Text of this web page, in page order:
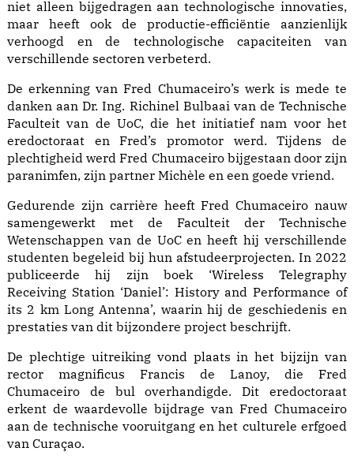
niet alleen bijgedragen aan technologische innovaties,
maar heeft ook de productie-efficiëntie aanzienlijk
verhoogd en de technologische capaciteiten van
verschillende sectoren verbeterd.
De erkenning van Fred Chumaceiro’s werk is mede te
danken aan Dr. Ing. Richinel Bulbaai van de Technische
Faculteit van de UoC, die het initiatief nam voor het
eredoctoraat en Fred’s promotor werd. Tijdens de
plechtigheid werd Fred Chumaceiro bijgestaan door zijn
paranimfen, zijn partner Michèle en een goede vriend.
Gedurende zijn carrière heeft Fred Chumaceiro nauw
samengewerkt met de Faculteit der Technische
Wetenschappen van de UoC en heeft hij verschillende
studenten begeleid bij hun afstudeerprojecten. In 2022
publiceerde hij zijn boek ‘Wireless Telegraphy
Receiving Station ‘Daniel’: History and Performance of
its 2 km Long Antenna’, waarin hij de geschiedenis en
prestaties van dit bijzondere project beschrijft.
De plechtige uitreiking vond plaats in het bijzijn van
rector magnificus Francis de Lanoy, die Fred
Chumaceiro de bul overhandigde. Dit eredoctoraat
erkent de waardevolle bijdrage van Fred Chumaceiro
aan de technische vooruitgang en het culturele erfgoed
van Curaçao.